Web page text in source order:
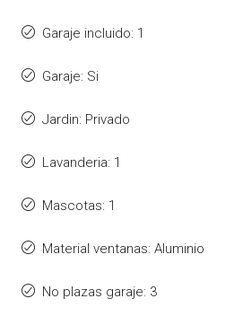
Garaje incluido: 1
Garaje: Si
Jardin: Privado
Lavanderia: 1
Mascotas: 1
Material ventanas: Aluminio
No plazas garaje: 3